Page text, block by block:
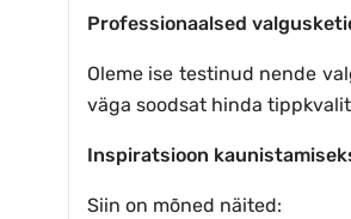
Professionaalsed
Oleme ise testinud nende
väga soodsat hinda
Inspiratsioon
Siin on mõned näited: